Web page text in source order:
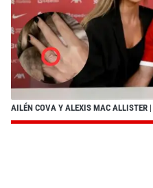
AILÉN COVA Y ALEXIS MAC ALLISTER